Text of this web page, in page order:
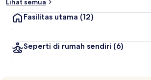
i
l
Lihat semua
Fasilitas utama (12)
Seperti di rumah sendiri (6)